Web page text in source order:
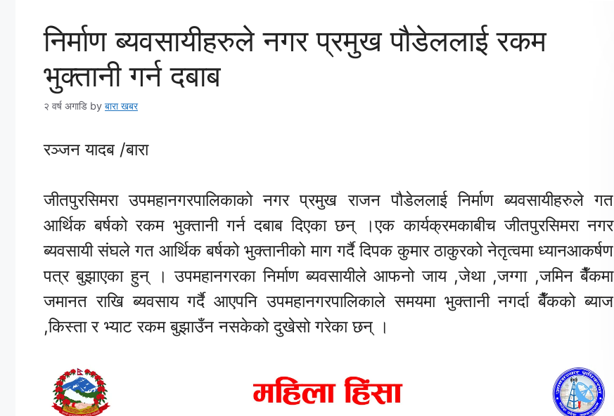
निर्माण ब्यवसायीहरुले नगर प्रमुख पौडेललाई रकम
भुक्तानी गर्न दबाब
२ वर्ष अगाडि by बारा खबर
रञ्जन यादब /बारा
जीतपुरसिमरा उपमहानगरपालिकाको नगर प्रमुख राजन पौडेललाई निर्माण ब्यवसायीहरुले गत
आर्थिक बर्षको रकम भुक्तानी गर्न दबाब दिएका छन् ।एक कार्यक्रमकाबीच जीतपुरसिमरा नगर
ब्यवसायी संघले गत आर्थिक बर्षको भुक्तानीको माग गर्दै दिपक कुमार ठाकुरको नेतृत्वमा ध्यानआकर्षण
पत्र बुझाएका हुन् । उपमहानगरका निर्माण ब्यवसायीले आफनो जाय ,जेथा ,जग्गा ,जमिन बैँकमा
जमानत राखि ब्यवसाय गर्दै आएपनि उपमहानगरपालिकाले समयमा भुक्तानी नगर्दा बैँकको ब्याज
,किस्ता र भ्याट रकम बुझाउँन नसकेको दुखेसो गरेका छन् ।